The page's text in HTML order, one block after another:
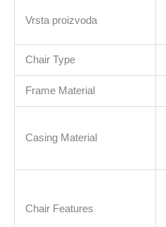
Vrsta proizvoda
Chair Type
Frame Material
Casing Material
Chair Features